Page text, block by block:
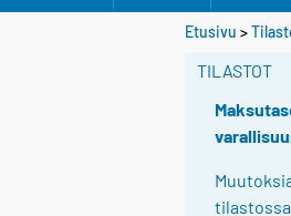
Etusivu >
TILASTOT
tilastossa